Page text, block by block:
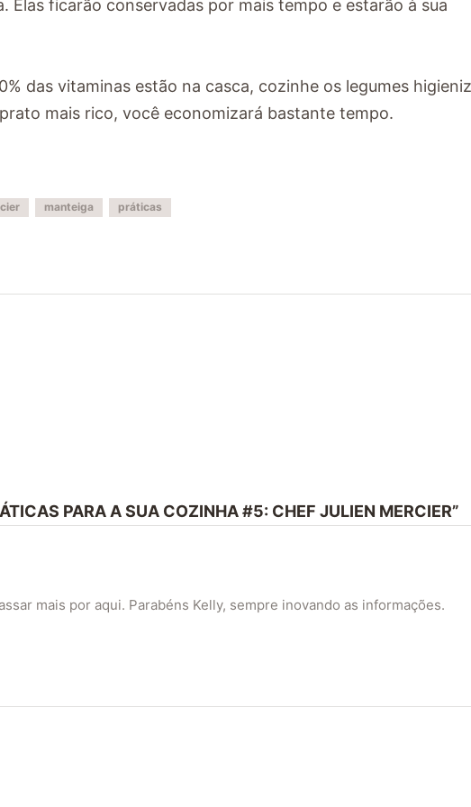
Elas ficarão conservadas por mais tempo e estarão à sua
das vitaminas estão na casca, cozinhe os legumes
mais rico, você economizará bastante tempo.
manteiga práticas
PARA A SUA COZINHA #5: CHEF JULIEN MERCIER”
mais por aqui. Parabéns Kelly, sempre inovando as informações.